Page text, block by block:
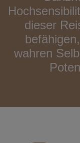
dieser
wahren